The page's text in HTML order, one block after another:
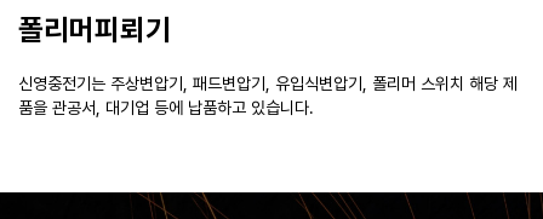
폴리머피뢰기
신영중전기는 주상변압기, 패드변압기, 유입식변압기, 폴리머 스위치 해당 제
품을 관공서, 대기업 등에 납품하고 있습니다.